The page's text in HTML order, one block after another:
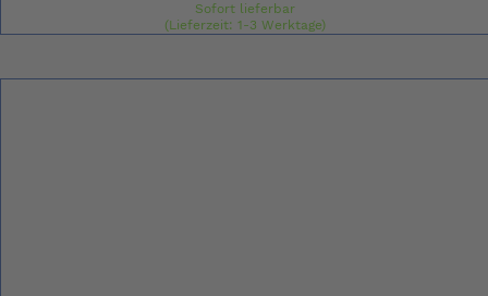
Sofort lieferbar
(Lieferzeit: 1-3 Werktage)